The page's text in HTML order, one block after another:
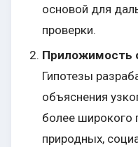
основой для
проверки.
Приложимость
Гипотезы
объяснения
более широкого
природных,